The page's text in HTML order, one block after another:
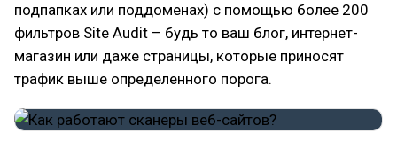
подпапках или поддоменах) с помощью более 200
фильтров Site Audit – будь то ваш блог, интернет-
магазин или даже страницы, которые приносят
трафик выше определенного порога.